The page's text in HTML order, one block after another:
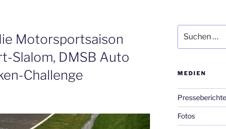
Motorsportsaison
Slalom, DMSB Auto
Challenge
nach:
MEDIEN
Presseberichte
Fotos